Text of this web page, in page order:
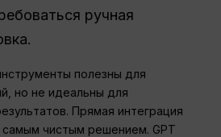
ручная
полезны для
но не идеальны для
Прямая интеграция
самым чистым решением. GPT